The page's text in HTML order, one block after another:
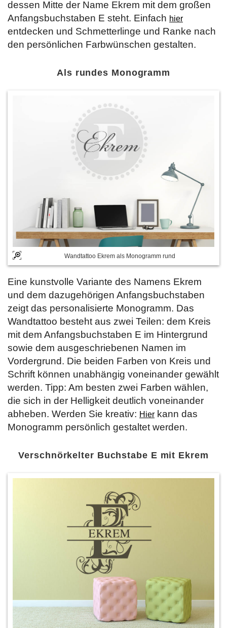
dessen Mitte der Name Ekrem mit dem großen
Anfangsbuchstaben E steht. Einfach hier
entdecken und Schmetterlinge und Ranke nach
den persönlichen Farbwünschen gestalten.
Als rundes Monogramm
Wandtattoo Ekrem als Monogramm rund
Eine kunstvolle Variante des Namens Ekrem
und dem dazugehörigen Anfangsbuchstaben
zeigt das personalisierte Monogramm. Das
Wandtattoo besteht aus zwei Teilen: dem Kreis
mit dem Anfangsbuchstaben E im Hintergrund
sowie dem ausgeschriebenen Namen im
Vordergrund. Die beiden Farben von Kreis und
Schrift können unabhängig voneinander gewählt
werden. Tipp: Am besten zwei Farben wählen,
die sich in der Helligkeit deutlich voneinander
abheben. Werden Sie kreativ: Hier kann das
Monogramm persönlich gestaltet werden.
Verschnörkelter Buchstabe E mit Ekrem